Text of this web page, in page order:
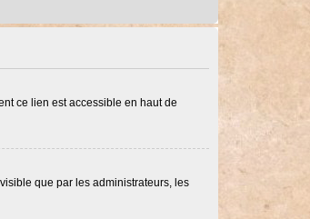
ce lien est accessible en haut de
que par les administrateurs, les